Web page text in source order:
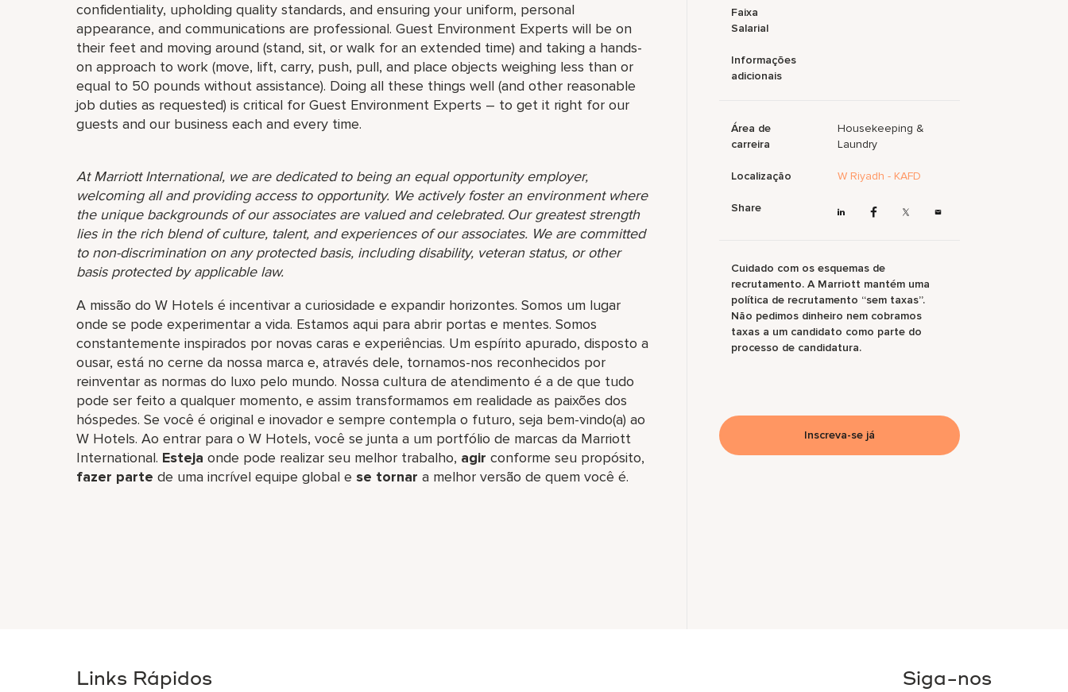
confidentiality, upholding quality standards, and ensuring your uniform, personal
appearance, and communications are professional. Guest Environment Experts will be on
their feet and moving around (stand, sit, or walk for an extended time) and taking a hands-
on approach to work (move, lift, carry, push, pull, and place objects weighing less than or
equal to 50 pounds without assistance). Doing all these things well (and other reasonable
job duties as requested) is critical for Guest Environment Experts – to get it right for our
guests and our business each and every time.
At Marriott International, we are dedicated to being an equal opportunity employer,
welcoming all and providing access to opportunity. We actively foster an environment where
the unique backgrounds of our associates are valued and celebrated. Our greatest strength
lies in the rich blend of culture, talent, and experiences of our associates. We are committed
to non-discrimination on any protected basis, including disability, veteran status, or other
basis protected by applicable law.
A missão do W Hotels é incentivar a curiosidade e expandir horizontes. Somos um lugar
onde se pode experimentar a vida. Estamos aqui para abrir portas e mentes. Somos
constantemente inspirados por novas caras e experiências. Um espírito apurado, disposto a
ousar, está no cerne da nossa marca e, através dele, tornamos-nos reconhecidos por
reinventar as normas do luxo pelo mundo. Nossa cultura de atendimento é a de que tudo
pode ser feito a qualquer momento, e assim transformamos em realidade as paixões dos
hóspedes. Se você é original e inovador e sempre contempla o futuro, seja bem-vindo(a) ao
W Hotels. Ao entrar para o W Hotels, você se junta a um portfólio de marcas da Marriott
International. Esteja onde pode realizar seu melhor trabalho,​ agir conforme seu propósito,
fazer parte de uma incrível equipe global​ e se tornar a melhor versão de quem você é.
Faixa
Salarial
Informações
adicionais
Área de
carreira
Housekeeping &
Laundry
Localização W Riyadh - KAFD
Share
Cuidado com os esquemas de
recrutamento. A Marriott mantém uma
política de recrutamento “sem taxas”.
Não pedimos dinheiro nem cobramos
taxas a um candidato como parte do
processo de candidatura.
Inscreva-se já
Links Rápidos Siga-nos